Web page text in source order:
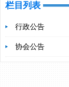
栏目列表
行政公告
协会公告